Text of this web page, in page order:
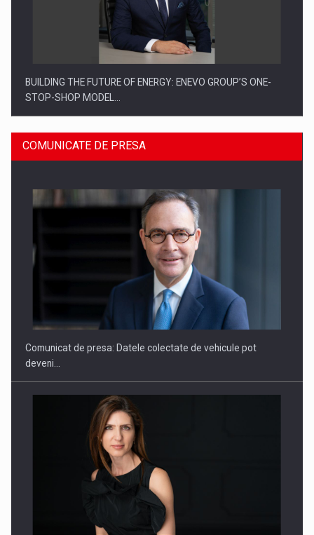
BUILDING THE FUTURE OF ENERGY: ENEVO GROUP’S ONE-
STOP-SHOP MODEL…
ROOTED IN ROMANIA, BUILT TO DELIVER TECHNOLOGY FOR
PUTTING ROMANIAN CORPORATE COMPANIES ON THE
INTERNATIONAL BUSINESS SCENE
COMUNICATE DE PRESA
Comunicat de presa: Datele colectate de vehicule pot
deveni…